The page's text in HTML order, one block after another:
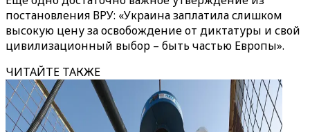
постановления ВРУ: «Украина заплатила слишком
высокую цену за освобождение от диктатуры и свой
цивилизационный выбор – быть частью Европы».
ЧИТАЙТЕ ТАКЖЕ